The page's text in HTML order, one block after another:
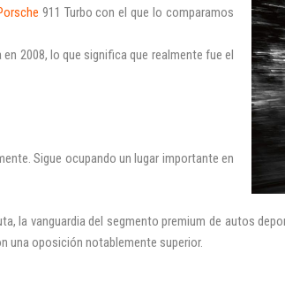
INICIAR SESIÓN
911 Turbo con el que lo comparamos
2008, lo que significa que realmente fue el
Sigue ocupando un lugar importante en
la vanguardia del segmento premium de autos
una oposición notablemente superior.